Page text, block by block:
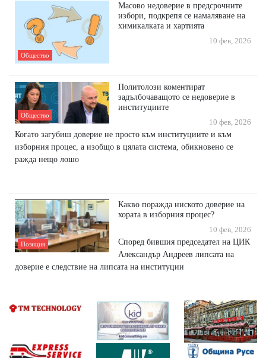
Общество
Масово недоверие в предсрочните
избори, подкрепя се намаляване на
химикалката и хартията
10 фев, 2026
Общество
Политолози коментират
задълбочаващото се недоверие в
институциите
10 фев, 2026
Когато загубиш доверие не просто към институциите и към
изборния процес, а изобщо в цялата система, обикновено се
ражда нещо лошо
Позиция
Какво поражда ниското доверие на
хората в изборния процес?
10 фев, 2026
Според бившия председател на ЦИК
Александър Андреев липсата на
доверие е следствие на липсата на институции